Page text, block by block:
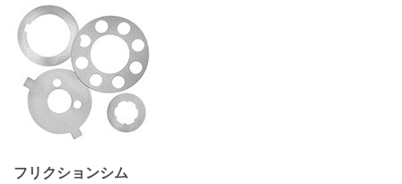
フリクションシム